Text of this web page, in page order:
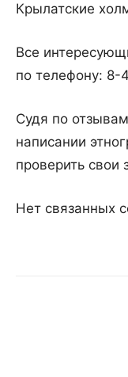
Крылатские
Все
по телефону: 8-
Судя по
написании
проверить свои
Нет связанных